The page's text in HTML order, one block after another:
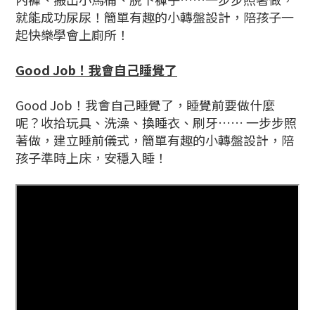
就能成功尿尿！簡單有趣的小轉盤設計，陪孩子一
起快樂學會上廁所！
Good Job！我會自己睡覺了
Good Job！我會自己睡覺了，睡覺前要做什麼
呢？收拾玩具、洗澡、換睡衣、刷牙…… 一步步照
著做，建立睡前儀式，簡單有趣的小轉盤設計，陪
孩子準時上床，安穩入睡！